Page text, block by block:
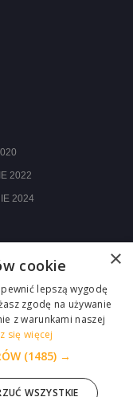
2022
2024
×
cookie
lepszą wygodę
zgodę na używanie
z warunkami naszej
się więcej
(1485) →
WSZYSTKIE